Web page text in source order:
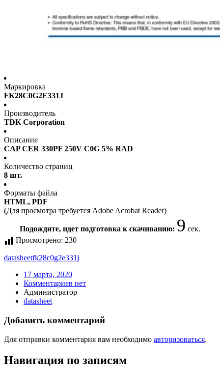
Маркировка
FK28C0G2E331J
Производитель
TDK Corporation
Описание
CAP CER 330PF 250V C0G 5% RAD
Количество страниц
8 шт.
Форматы файла
HTML, PDF
(Для просмотра требуется Adobe Acrobat Reader)
Подождите, идет подготовка к скачиванию: 9 сек.
Просмотрено: 230
datasheetfk28c0g2e331j
17 марта, 2020
Комментариев нет
Администратор
datasheet
Добавить комментарий
Для отправки комментария вам необходимо авторизоваться.
Навигация по записям